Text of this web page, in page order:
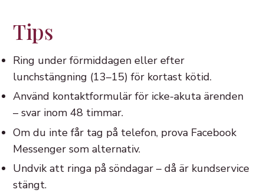
Tips
Ring under förmiddagen eller efter
lunchstängning (13–15) för kortast kötid.
Använd kontaktformulär för icke-akuta ärenden
– svar inom 48 timmar.
Om du inte får tag på telefon, prova Facebook
Messenger som alternativ.
Undvik att ringa på söndagar – då är kundservice
stängt.